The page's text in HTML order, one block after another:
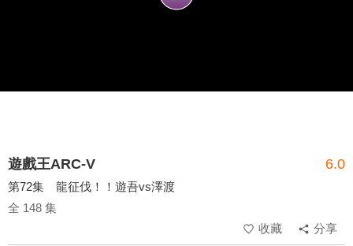
遊戲王ARC-V 6.0
第72集 龍征伐！！遊吾vs澤渡
全 148 集
收藏
分享